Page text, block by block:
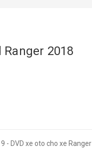
2018
- DVD xe oto cho xe Ranger